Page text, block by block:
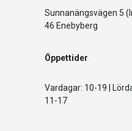
Sunnanängsvägen 5
46 Enebyberg
Öppettider
Vardagar: 10-19 |
11-17